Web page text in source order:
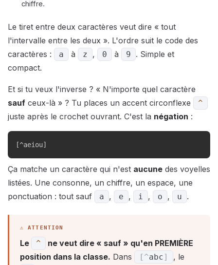
chiffre.
Le tiret entre deux caractères veut dire « tout
l'intervalle entre les deux ». L'ordre suit le code des
caractères :
a à z , 0 à 9
. Simple et
compact.
Et si tu veux l'inverse ? « N'importe quel caractère
sauf ceux-là » ? Tu places un accent circonflexe ^
juste après le crochet ouvrant. C'est la négation :
[^aeiou]
Ça matche un caractère qui n'est aucune des voyelles
listées. Une consonne, un chiffre, un espace, une
ponctuation : tout sauf
a , e , i , o , u .
Le ^
ne veut dire « sauf » qu'en PREMIÈRE
position dans la classe. Dans [ ^abc] , le